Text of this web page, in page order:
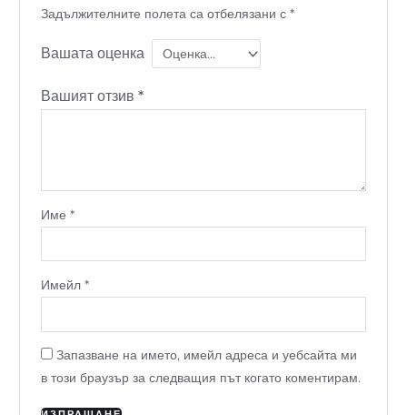
Задължителните полета са отбелязани с *
Вашата оценка
Вашият отзив *
Име *
Имейл *
Запазване на името, имейл адреса и уебсайта ми
в този браузър за следващия път когато коментирам.